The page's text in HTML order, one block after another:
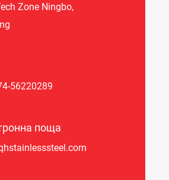
Zone Ningbo,
56220289
поща